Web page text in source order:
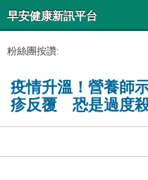
早安健康新訊平台
粉絲團按讚:
疫情升溫！營養師
疹反覆 恐是過度